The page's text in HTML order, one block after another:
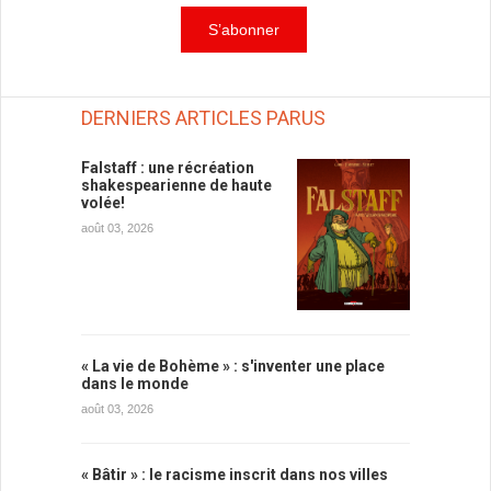
DERNIERS ARTICLES PARUS
Falstaff : une récréation
shakespearienne de haute
volée!
août 03, 2026
« La vie de Bohème » : s'inventer une place
dans le monde
août 03, 2026
« Bâtir » : le racisme inscrit dans nos villes